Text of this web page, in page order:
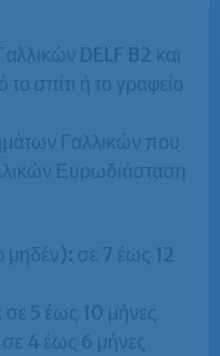
DELF B2 και
σπίτι ή το γραφείο
Γαλλικών που
Ευρωδιάσταση
μηδέν): σε 7 έως 12
5 έως 10 μήνες
4 έως 6 μήνες